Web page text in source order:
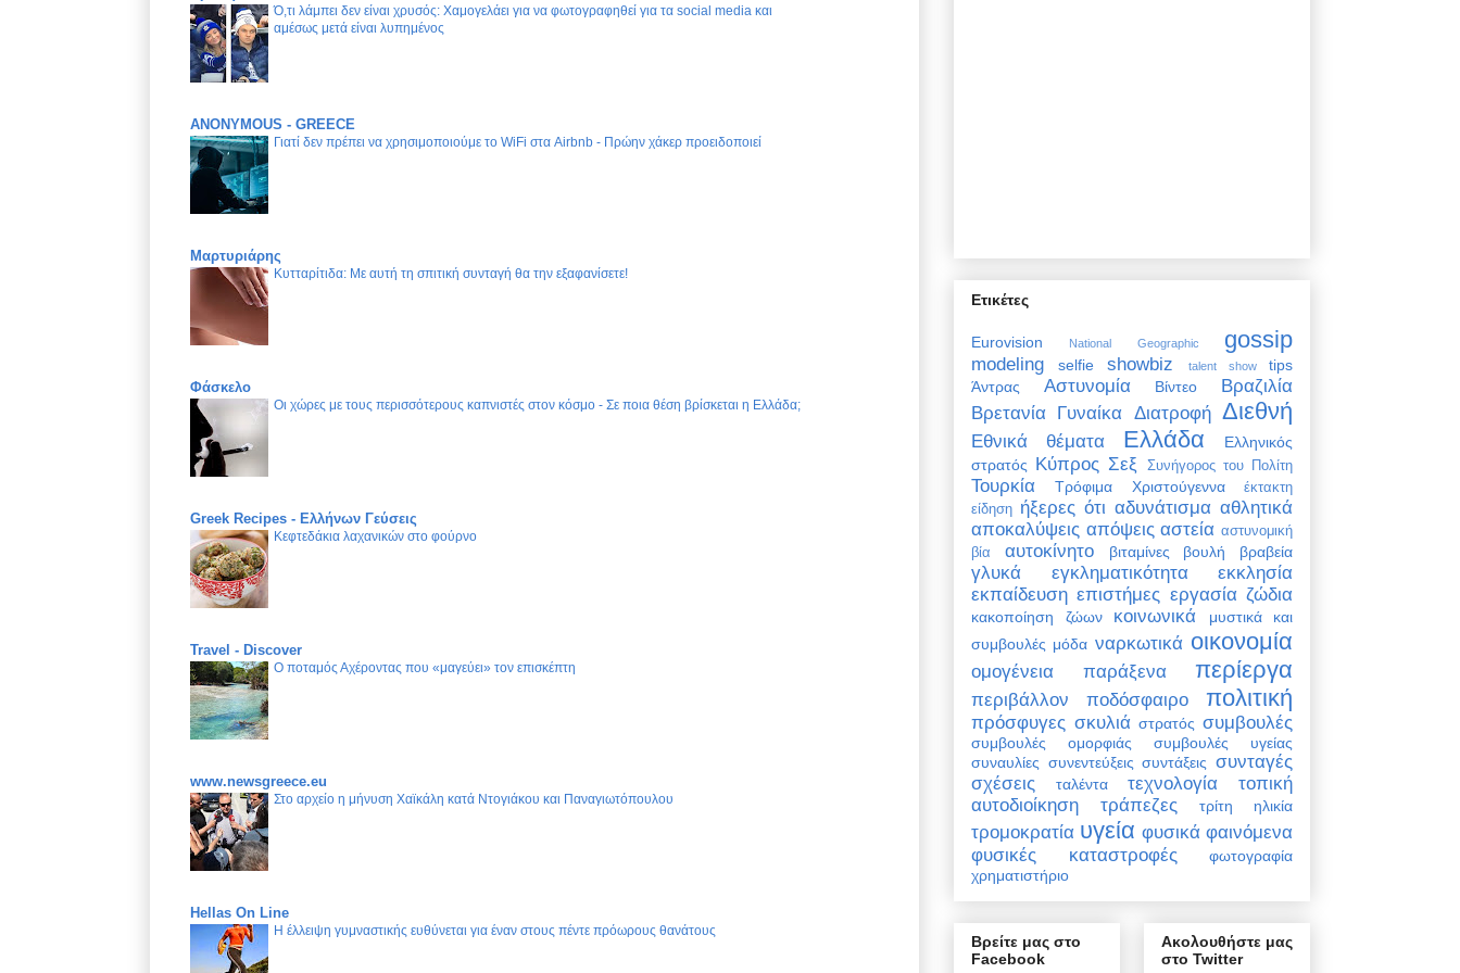
Ό,τι λάμπει δεν είναι χρυσός: Χαμογελάει για να φωτογραφηθεί για τα social media και
αμέσως μετά είναι λυπημένος
ANONYMOUS - GREECE
Γιατί δεν πρέπει να χρησιμοποιούμε το WiFi στα Airbnb - Πρώην χάκερ προειδοποιεί
Μαρτυριάρης
Κυτταρίτιδα: Με αυτή τη σπιτική συνταγή θα την εξαφανίσετε!
Φάσκελο
Οι χώρες με τους περισσότερους καπνιστές στον κόσμο - Σε ποια θέση βρίσκεται η Ελλάδα;
Greek Recipes - Ελλήνων Γεύσεις
Κεφτεδάκια λαχανικών στο φούρνο
Travel - Discover
Ο ποταμός Αχέροντας που «μαγεύει» τον επισκέπτη
www.newsgreece.eu
Στο αρχείο η μήνυση Χαϊκάλη κατά Ντογιάκου και Παναγιωτόπουλου
Hellas On Line
Η έλλειψη γυμναστικής ευθύνεται για έναν στους πέντε πρόωρους θανάτους
Ετικέτες
Eurovision National Geographic gossip
modeling selfie showbiz talent show
tips
Άντρας
Αστυνομία Βίντεο
Βραζιλία
Βρετανία Γυναίκα Διατροφή Διεθνή
Εθνικά θέματα Ελλάδα
Ελληνικός
στρατός Κύπρος Σεξ Συνήγορος του Πολίτη
Τουρκία Τρόφιμα Χριστούγεννα
έκτακτη
είδηση ήξερες ότι αδυνάτισμα αθλητικά
αποκαλύψεις απόψεις αστεία αστυνομική
βία
αυτοκίνητο βιταμίνες βουλή βραβεία
γλυκά εγκληματικότητα
εκκλησία
εκπαίδευση επιστήμες εργασία ζώδια
κακοποίηση ζώων κοινωνικά
μυστικά και
συμβουλές μόδα ναρκωτικά οικονομία
ομογένεια παράξενα περίεργα
περιβάλλον ποδόσφαιρο πολιτική
πρόσφυγες σκυλιά στρατός συμβουλές
συμβουλές ομορφιάς
συμβουλές υγείας
συναυλίες συνεντεύξεις συντάξεις συνταγές
σχέσεις
ταλέντα τεχνολογία
τοπική
αυτοδιοίκηση
τράπεζες τρίτη ηλικία
τρομοκρατία υγεία φυσικά φαινόμενα
φυσικές καταστροφές
φωτογραφία
χρηματιστήριο
Βρείτε μας στο
Facebook
Ακολουθήστε μας
στο Twitter